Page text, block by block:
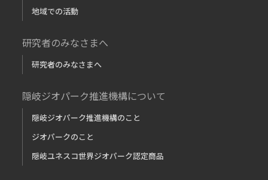
地域での活動
研究者のみなさまへ
研究者のみなさまへ
隠岐ジオパーク推進機構について
隠岐ジオパーク推進機構のこと
ジオパークのこと
隠岐ユネスコ世界ジオパーク認定商品